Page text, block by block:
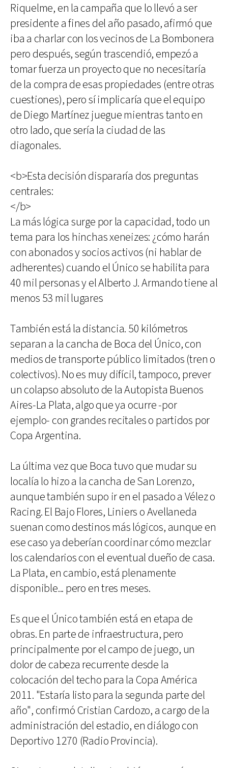
Riquelme, en la campaña que lo llevó a ser
presidente a fines del año pasado, afirmó que
iba a charlar con los vecinos de La Bombonera
pero después, según trascendió, empezó a
tomar fuerza un proyecto que no necesitaría
de la compra de esas propiedades (entre otras
cuestiones), pero sí implicaría que el equipo
de Diego Martínez juegue mientras tanto en
otro lado, que sería la ciudad de las
diagonales.
<b>Esta decisión dispararía dos preguntas
centrales:
</b>
La más lógica surge por la capacidad, todo un
tema para los hinchas xeneizes: ¿cómo harán
con abonados y socios activos (ni hablar de
adherentes) cuando el Único se habilita para
40 mil personas y el Alberto J. Armando tiene al
menos 53 mil lugares
También está la distancia. 50 kilómetros
separan a la cancha de Boca del Único, con
medios de transporte público limitados (tren o
colectivos). No es muy difícil, tampoco, prever
un colapso absoluto de la Autopista Buenos
Aires-La Plata, algo que ya ocurre -por
ejemplo- con grandes recitales o partidos por
Copa Argentina.
La última vez que Boca tuvo que mudar su
localía lo hizo a la cancha de San Lorenzo,
aunque también supo ir en el pasado a Vélez o
Racing. El Bajo Flores, Liniers o Avellaneda
suenan como destinos más lógicos, aunque en
ese caso ya deberían coordinar cómo mezclar
los calendarios con el eventual dueño de casa.
La Plata, en cambio, está plenamente
disponible... pero en tres meses.
Es que el Único también está en etapa de
obras. En parte de infraestructura, pero
principalmente por el campo de juego, un
dolor de cabeza recurrente desde la
colocación del techo para la Copa América
2011. "Estaría listo para la segunda parte del
año", confirmó Cristian Cardozo, a cargo de la
administración del estadio, en diálogo con
Deportivo 1270 (Radio Provincia).